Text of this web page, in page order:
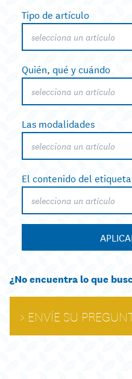
Tipo de artículo
selecciona un artículo
Quién, qué y cuándo
selecciona un artículo
Las modalidades
selecciona un artículo
El contenido del
selecciona un artículo
¿No encuentra lo que
ENVÍE SU